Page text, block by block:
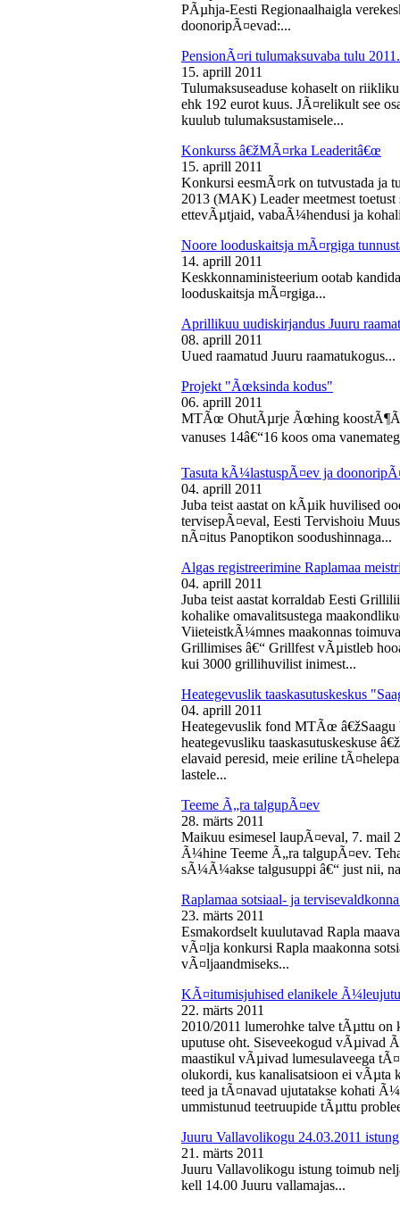
PÃµhja-Eesti Regionaalhaigla
doonoripÃ¤evad:...
PensionÃ¤ri tulumaksuvaba tulu
15. aprill 2011
Tulumaksuseaduse kohaselt on
ehk 192 eurot kuus. JÃ¤relikult see
kuulub tulumaksustamisele...
Konkurss â€žMÃ¤rka Leaderitâ€œ
15. aprill 2011
Konkursi eesmÃ¤rk on tutvustada ja
2013 (MAK) Leader meetmest
ettevÃµtjaid, vabaÃ¼hendusi ja
Noore looduskaitsja mÃ¤rgiga
14. aprill 2011
Keskkonnaministeerium ootab
looduskaitsja mÃ¤rgiga...
Aprillikuu uudiskirjandus Juuru
08. aprill 2011
Uued raamatud Juuru raamatukogus...
Projekt "Ãœksinda kodus"
06. aprill 2011
MTÃœ OhutÃµrje Ãœhing
vanuses 14â€“16 koos oma
Tasuta kÃ¼lastuspÃ¤ev ja
04. aprill 2011
Juba teist aastat on kÃµik huvilised
tervisepÃ¤eval, Eesti Tervishoiu
nÃ¤itus Panoptikon soodushinnaga...
Algas registreerimine Raplamaa
04. aprill 2011
Juba teist aastat korraldab Eesti
kohalike omavalitsustega
ViieteistkÃ¼mnes maakonnas
Grillimises â€“ Grillfest vÃµistleb
kui 3000 grillihuvilist inimest...
Heategevuslik taaskasutuskeskus
04. aprill 2011
Heategevuslik fond MTÃœ â€žSaagu
heategevusliku taaskasutuskeskuse
elavaid peresid, meie eriline
lastele...
Teeme Ã„ra talgupÃ¤ev
28. märts 2011
Maikuu esimesel laupÃ¤eval, 7.
Ã¼hine Teeme Ã„ra talgupÃ¤ev.
sÃ¼Ã¼akse talgusuppi â€“ just nii,
Raplamaa sotsiaal- ja
23. märts 2011
Esmakordselt kuulutavad Rapla
vÃ¤lja konkursi Rapla maakonna
vÃ¤ljaandmiseks...
KÃ¤itumisjuhised elanikele
22. märts 2011
2010/2011 lumerohke talve tÃµttu on
uputuse oht. Siseveekogud vÃµivad
maastikul vÃµivad lumesulaveega
olukordi, kus kanalisatsioon ei vÃµta
teed ja tÃ¤navad ujutatakse kohati
ummistunud teetruupide tÃµttu
Juuru Vallavolikogu 24.03.2011 istung
21. märts 2011
Juuru Vallavolikogu istung toimub
kell 14.00 Juuru vallamajas...